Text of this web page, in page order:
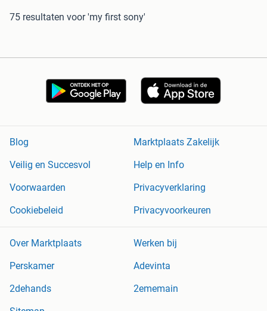
75 resultaten voor 'my first sony'
Blog
Marktplaats Zakelijk
Veilig en Succesvol
Help en Info
Voorwaarden
Privacyverklaring
Cookiebeleid
Privacyvoorkeuren
Over Marktplaats
Werken bij
Perskamer
Adevinta
2dehands
2ememain